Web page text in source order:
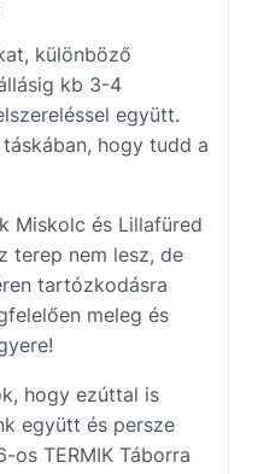
különböző
kb 3-4
együtt.
hogy tudd a
Miskolc és Lillafüred
terep nem lesz, de
tartózkodásra
meleg és
hogy ezúttal is
együtt és persze
os TERMIK Táborra